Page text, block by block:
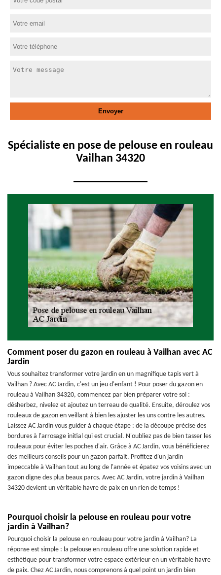
Spécialiste en pose de pelouse en rouleau
Vailhan 34320
Comment poser du gazon en rouleau à Vailhan avec AC
Jardin
Vous souhaitez transformer votre jardin en un magnifique tapis vert à
Vailhan ? Avec AC Jardin, c'est un jeu d'enfant ! Pour poser du gazon en
rouleau à Vailhan 34320, commencez par bien préparer votre sol :
désherbez, nivelez et ajoutez un terreau de qualité. Ensuite, déroulez vos
rouleaux de gazon en veillant à bien les ajuster les uns contre les autres.
Laissez AC Jardin vous guider à chaque étape : de la découpe précise des
bordures à l'arrosage initial qui est crucial. N'oubliez pas de bien tasser les
rouleaux pour éviter les poches d'air. Grâce à AC Jardin, vous bénéficierez
des meilleurs conseils pour un gazon parfait. Profitez d'un jardin
impeccable à Vailhan tout au long de l'année et épatez vos voisins avec un
gazon digne des plus beaux parcs. Avec AC Jardin, votre jardin à Vailhan
34320 devient un véritable havre de paix en un rien de temps !
Pourquoi choisir la pelouse en rouleau pour votre
jardin à Vailhan?
Pourquoi choisir la pelouse en rouleau pour votre jardin à Vailhan? La
réponse est simple : la pelouse en rouleau offre une solution rapide et
esthétique pour transformer votre espace extérieur en un véritable havre
de paix. Chez AC Jardin, nous comprenons à quel point un jardin bien